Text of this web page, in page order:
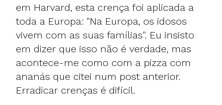
em Harvard, esta crença foi aplicada a
toda a Europa: "Na Europa, os idosos
vivem com as suas famílias". Eu insisto
em dizer que isso não é verdade, mas
acontece-me como com a pizza com
ananás que citei num post anterior.
Erradicar crenças é difícil.